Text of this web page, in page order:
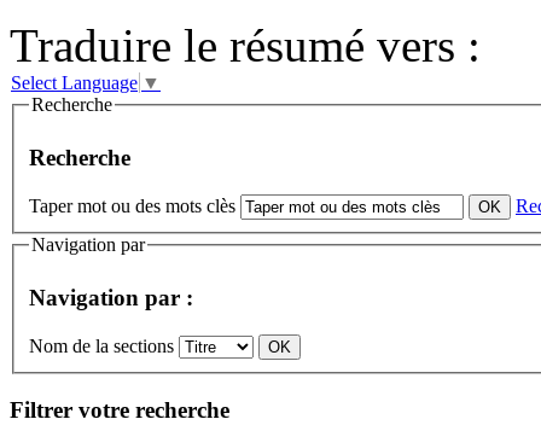
Traduire le résumé vers :
Select Language ▼
Recherche
Recherche
Taper mot ou des mots clès
Navigation par
Navigation par :
Nom de la sections
Filtrer votre recherche